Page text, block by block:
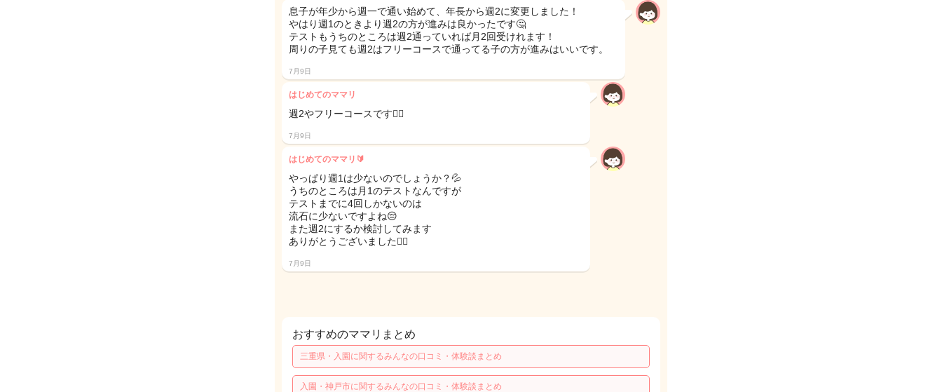
息子が年少から週一で通い始めて、年長から週2に変更しました！
やはり週1のときより週2の方が進みは良かったです🤔
テストもうちのところは週2通っていれば月2回受けれます！
周りの子見ても週2はフリーコースで通ってる子の方が進みはいいです。
7月9日
はじめてのママリ
週2やフリーコースです🙇‍♀️
7月9日
はじめてのママリ🔰
やっぱり週1は少ないのでしょうか？💦
うちのところは月1のテストなんですが
テストまでに4回しかないのは
流石に少ないですよね😔
また週2にするか検討してみます
ありがとうございました🙇‍♀️
7月9日
おすすめのママリまとめ
三重県・入園に関するみんなの口コミ・体験談まとめ
入園・神戸市に関するみんなの口コミ・体験談まとめ